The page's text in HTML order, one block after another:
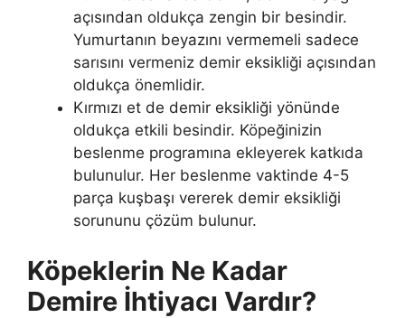
açısından oldukça zengin bir besindir.
Yumurtanın beyazını vermemeli sadece
sarısını vermeniz demir eksikliği açısından
oldukça önemlidir.
Kırmızı et de demir eksikliği yönünde
oldukça etkili besindir. Köpeğinizin
beslenme programına ekleyerek katkıda
bulunulur. Her beslenme vaktinde 4-5
parça kuşbaşı vererek demir eksikliği
sorununu çözüm bulunur.
Köpeklerin Ne Kadar
Demire İhtiyacı Vardır?